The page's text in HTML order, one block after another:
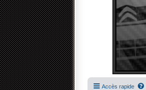
Accès rapide